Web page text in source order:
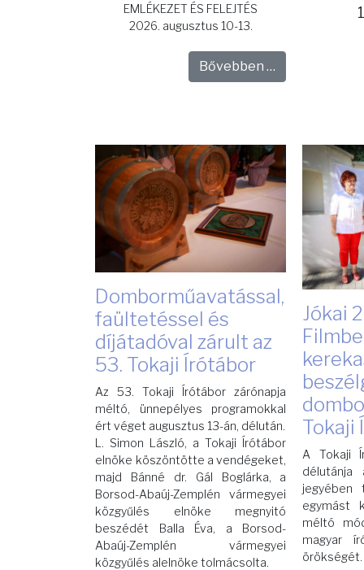
EMLÉKEZET ÉS FELEJTÉS
2026. augusztus 10-13.
Bővebben …
Domborműavatással,
faültetéssel és
díjátadóval zárult az
53. Tokaji Írótábor
Az 53. Tokaji Írótábor zárónapja
méltó, ünnepélyes programokkal
ért véget augusztus 13-án, délután.
L. Simon László, a Tokaji Írótábor
elnöke köszöntötte a vendégeket,
majd Bánné dr. Gál Boglárka, a
Borsod-Abaúj-Zemplén vármegyei
közgyűlés elnöke megnyitó
beszédét Balla Éva, a Borsod-
Abaúj-Zemplén vármegyei
közgyűlés alelnöke tolmácsolta.
Jókai
Tokaji
A Tokaji
délutánja
jegyében
egymást
méltó
magyar
örökségét.